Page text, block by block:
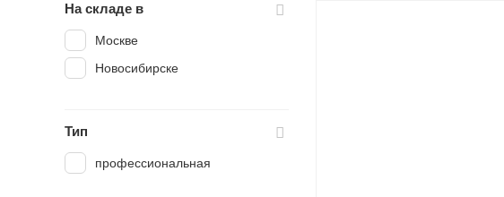
На складе в
Москве
Новосибирске
Тип
профессиональная